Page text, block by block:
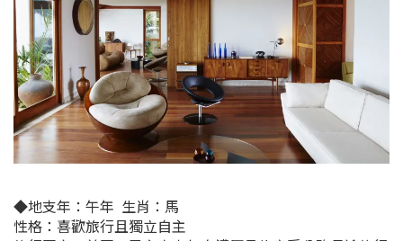
◆地支年： 午年 生肖：馬
性格：喜歡旅行且獨立自主